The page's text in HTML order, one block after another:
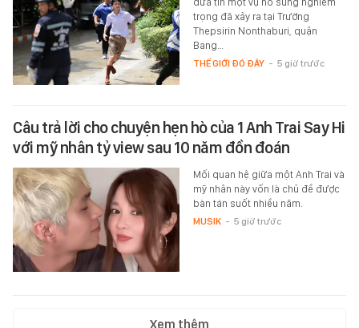
trọng đã xảy ra tại Trường
Thepsirin Nonthaburi, quận
Bang…
THẾ GIỚI ĐÓ ĐÂY - 5 giờ trước
Câu trả lời cho chuyện hẹn hò của 1 Anh Trai Say Hi
với mỹ nhân tỷ view sau 10 năm đồn đoán
Mối quan hệ giữa một Anh Trai và
mỹ nhân này vốn là chủ đề được
bàn tán suốt nhiều năm.
MUSIK - 5 giờ trước
Xem thêm